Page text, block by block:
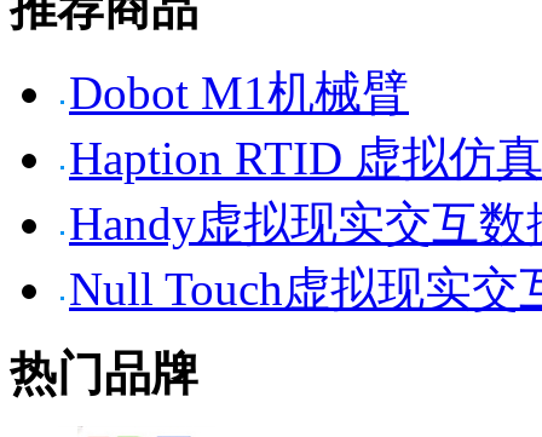
Dobot M1机械臂
Haption RTID 虚拟仿
Handy虚拟现实交互数
Null Touch虚拟现实交
热门品牌